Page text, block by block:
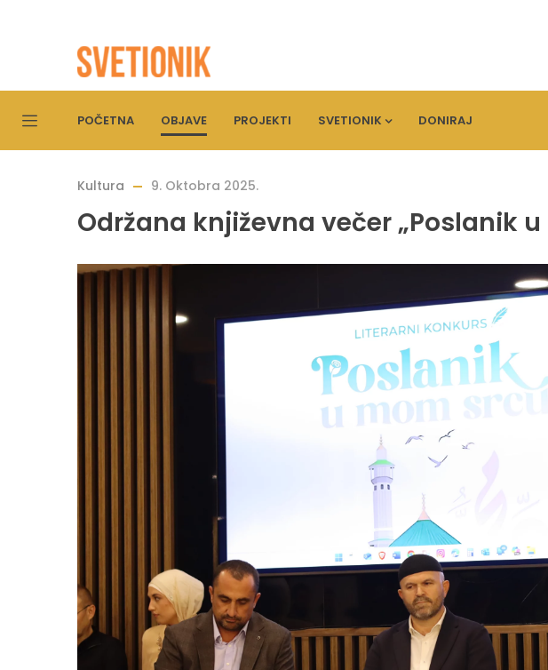
POČETNA OBJAVE PROJEKTI SVETIONIK DONIRAJ
Kultura 9. Oktobra 2025.
Održana književna večer „Poslanik